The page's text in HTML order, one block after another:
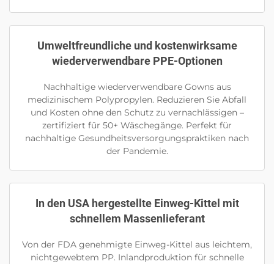
Umweltfreundliche und kostenwirksame
wiederverwendbare PPE-Optionen
Nachhaltige wiederverwendbare Gowns aus
medizinischem Polypropylen. Reduzieren Sie Abfall
und Kosten ohne den Schutz zu vernachlässigen –
zertifiziert für 50+ Wäschegänge. Perfekt für
nachhaltige Gesundheitsversorgungspraktiken nach
der Pandemie.
In den USA hergestellte Einweg-Kittel mit
schnellem Massenlieferant
Von der FDA genehmigte Einweg-Kittel aus leichtem,
nichtgewebtem PP. Inlandproduktion für schnelle